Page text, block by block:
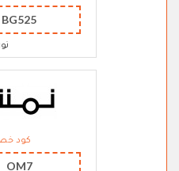
BG525
كود خصم
OM7